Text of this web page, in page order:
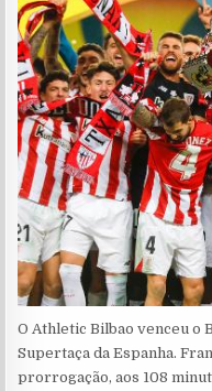
O Athletic Bilbao venceu o
Supertaça da Espanha.
prorrogação, aos 108